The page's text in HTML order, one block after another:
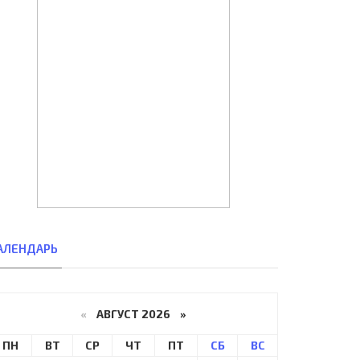
« АВГУСТ 2026 »
ПН ВТ СР ЧТ ПТ СБ ВС